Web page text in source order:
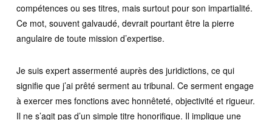
compétences ou ses titres, mais surtout pour son impartialité.
Ce mot, souvent galvaudé, devrait pourtant être la pierre
angulaire de toute mission d’expertise.
Je suis expert assermenté auprès des juridictions, ce qui
signifie que j’ai prêté serment au tribunal. Ce serment engage
à exercer mes fonctions avec honnêteté, objectivité et rigueur.
Il ne s’agit pas d’un simple titre honorifique. Il implique une